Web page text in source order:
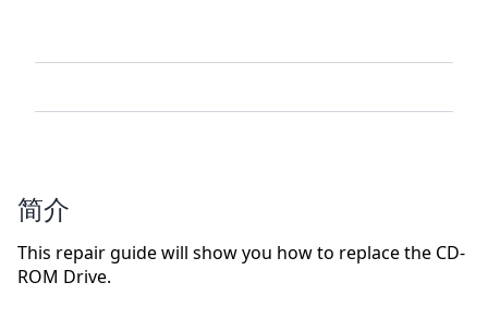
简介
This repair guide will show you how to replace the CD-
ROM Drive.